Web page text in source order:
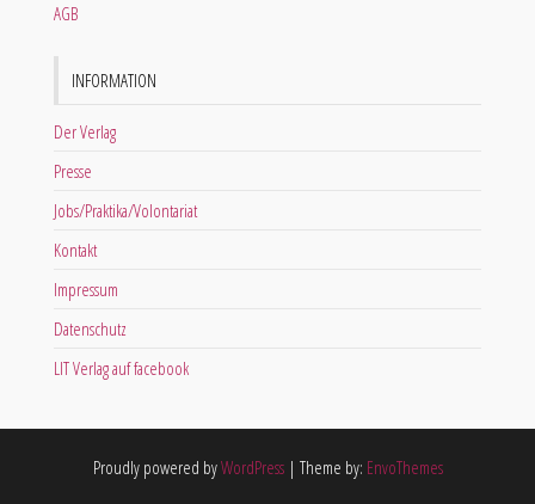
AGB
INFORMATION
Der Verlag
Presse
Jobs/Praktika/Volontariat
Kontakt
Impressum
Datenschutz
LIT Verlag auf facebook
Proudly powered byWordPress | Theme by: EnvoThemes